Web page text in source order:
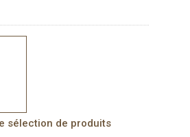
sélection de produits